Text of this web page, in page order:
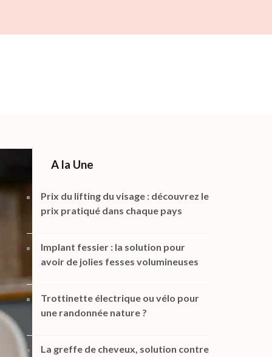
A la Une
Prix du lifting du visage : découvrez le
prix pratiqué dans chaque pays
Implant fessier : la solution pour
avoir de jolies fesses volumineuses
Trottinette électrique ou vélo pour
une randonnée nature ?
La greffe de cheveux, solution contre